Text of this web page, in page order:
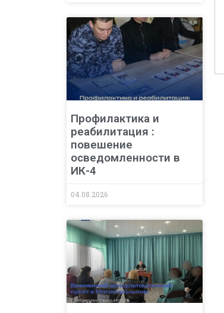
Профилактика и
реабилитация :
повешение
осведомленности в
ИК-4
04.08.2026